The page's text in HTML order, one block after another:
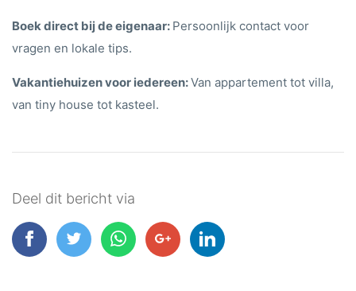
Boek direct bij de eigenaar: Persoonlijk contact voor
vragen en lokale tips.
Vakantiehuizen voor iedereen:Van appartement tot villa,
van tiny house tot kasteel.
Deel dit bericht via